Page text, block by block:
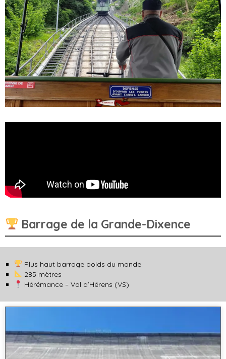
Barrage de la Grande-Dixence
Plus haut barrage poids du monde
285 mètres
Hérémance – Val d’Hérens (VS)